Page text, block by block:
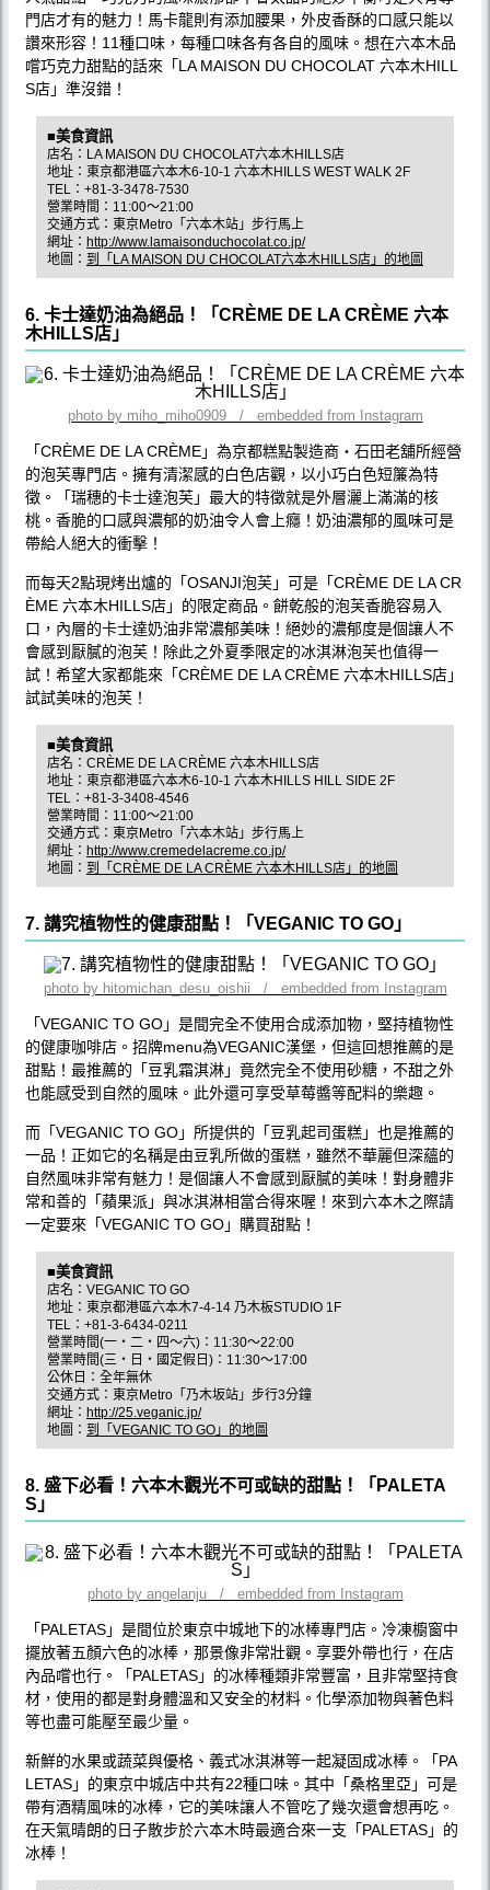
門店才有的魅力！馬卡龍則有添加腰果，外皮香酥的口感只能以
讚來形容！11種口味，每種口味各有各自的風味。想在六本木品
嚐巧克力甜點的話來「LA MAISON DU CHOCOLAT 六本木HILL
S店」準沒錯！
■美食資訊
店名：LA MAISON DU CHOCOLAT六本木HILLS店
地址：東京都港區六本木6-10-1 六本木HILLS WEST WALK 2F
TEL：+81-3-3478-7530
營業時間：11:00〜21:00
交通方式：東京Metro「六本木站」步行馬上
網址： http://www.lamaisonduchocolat.co.jp/
地圖： 到「LA MAISON DU CHOCOLAT六本木HILLS店」的地圖
6. 卡士達奶油為絕品！「CRÈME DE LA CRÈME 六本
木HILLS店」
photo by miho_miho0909 / embedded from Instagram
「CRÈME DE LA CRÈME」為京都糕點製造商‧石田老舖所經營
的泡芙專門店。擁有清潔感的白色店觀，以小巧白色短簾為特
徵。「瑞穗的卡士達泡芙」最大的特徵就是外層灑上滿滿的核
桃。香脆的口感與濃郁的奶油令人會上癮！奶油濃郁的風味可是
帶給人絕大的衝擊！
而每天2點現烤出爐的「OSANJI泡芙」可是「CRÈME DE LA CR
ÈME 六本木HILLS店」的限定商品。餅乾般的泡芙香脆容易入
口，內層的卡士達奶油非常濃郁美味！絕妙的濃郁度是個讓人不
會感到厭膩的泡芙！除此之外夏季限定的冰淇淋泡芙也值得一
試！希望大家都能來「CRÈME DE LA CRÈME 六本木HILLS店」
試試美味的泡芙！
■美食資訊
店名：CRÈME DE LA CRÈME 六本木HILLS店
地址：東京都港區六本木6-10-1 六本木HILLS HILL SIDE 2F
TEL：+81-3-3408-4546
營業時間：11:00〜21:00
交通方式：東京Metro「六本木站」步行馬上
網址： http://www.cremedelacreme.co.jp/
地圖： 到「CRÈME DE LA CRÈME 六本木HILLS店」的地圖
7. 講究植物性的健康甜點！「VEGANIC TO GO」
photo by hitomichan_desu_oishii / embedded from Instagram
「VEGANIC TO GO」是間完全不使用合成添加物，堅持植物性
的健康咖啡店。招牌menu為VEGANIC漢堡，但這回想推薦的是
甜點！最推薦的「豆乳霜淇淋」竟然完全不使用砂糖，不甜之外
也能感受到自然的風味。此外還可享受草莓醬等配料的樂趣。
而「VEGANIC TO GO」所提供的「豆乳起司蛋糕」也是推薦的
一品！正如它的名稱是由豆乳所做的蛋糕，雖然不華麗但深蘊的
自然風味非常有魅力！是個讓人不會感到厭膩的美味！對身體非
常和善的「蘋果派」與冰淇淋相當合得來喔！來到六本木之際請
一定要來「VEGANIC TO GO」購買甜點！
■美食資訊
店名：VEGANIC TO GO
地址：東京都港區六本木7-4-14 乃木板STUDIO 1F
TEL：+81-3-6434-0211
營業時間(一‧二‧四〜六)：11:30〜22:00
營業時間(三‧日‧國定假日)：11:30〜17:00
公休日：全年無休
交通方式：東京Metro「乃木坂站」步行3分鐘
網址： http://25.veganic.jp/
地圖： 到「VEGANIC TO GO」的地圖
8. 盛下必看！六本木觀光不可或缺的甜點！「PALETA
S」
photo by angelanju / embedded from Instagram
「PALETAS」是間位於東京中城地下的冰棒專門店。冷凍櫥窗中
擺放著五顏六色的冰棒，那景像非常壯觀。享要外帶也行，在店
內品嚐也行。「PALETAS」的冰棒種類非常豐富，且非常堅持食
材，使用的都是對身體溫和又安全的材料。化學添加物與著色料
等也盡可能壓至最少量。
新鮮的水果或蔬菜與優格、義式冰淇淋等一起凝固成冰棒。「PA
LETAS」的東京中城店中共有22種口味。其中「桑格里亞」可是
帶有酒精風味的冰棒，它的美味讓人不管吃了幾次還會想再吃。
在天氣晴朗的日子散步於六本木時最適合來一支「PALETAS」的
冰棒！